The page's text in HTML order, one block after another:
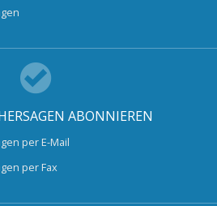
ABONNIEREN
per E-Mail
per Fax